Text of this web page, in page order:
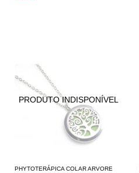
PHYTOTERÁPICA COLAR ARVORE